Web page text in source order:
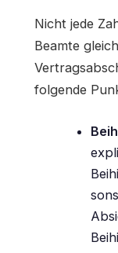
Nicht jede
Beamte
folgende